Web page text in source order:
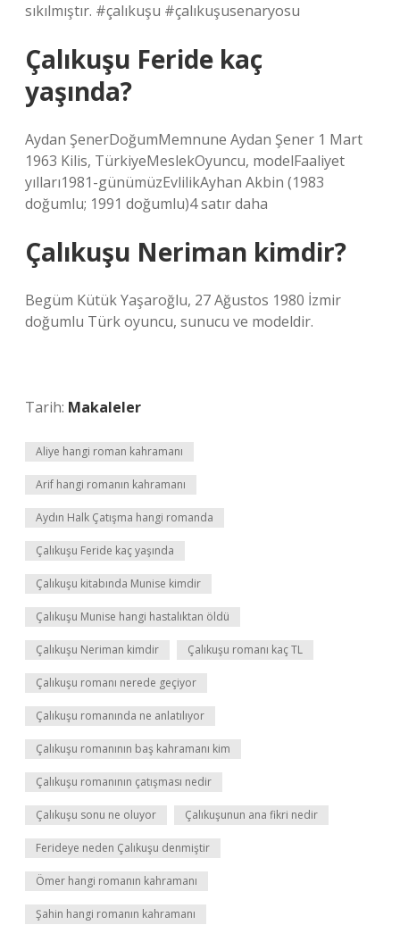
sıkılmıştır. #çalıkuşu #çalıkuşusenaryosu
Çalıkuşu Feride kaç
yaşında?
Aydan ŞenerDoğumMemnune Aydan Şener 1 Mart
1963 Kilis, TürkiyeMeslekOyuncu, modelFaaliyet
yılları1981-günümüzEvlilikAyhan Akbin (1983
doğumlu; 1991 doğumlu)4 satır daha
Çalıkuşu Neriman kimdir?
Begüm Kütük Yaşaroğlu, 27 Ağustos 1980 İzmir
doğumlu Türk oyuncu, sunucu ve modeldir.
Tarih: Makaleler
Aliye hangi roman kahramanı
Arif hangi romanın kahramanı
Aydın Halk Çatışma hangi romanda
Çalıkuşu Feride kaç yaşında
Çalıkuşu kitabında Munise kimdir
Çalıkuşu Munise hangi hastalıktan öldü
Çalıkuşu Neriman kimdir Çalıkuşu romanı kaç TL
Çalıkuşu romanı nerede geçiyor
Çalıkuşu romanında ne anlatılıyor
Çalıkuşu romanının baş kahramanı kim
Çalıkuşu romanının çatışması nedir
Çalıkuşu sonu ne oluyor Çalıkuşunun ana fikri nedir
Ferideye neden Çalıkuşu denmiştir
Ömer hangi romanın kahramanı
Şahin hangi romanın kahramanı